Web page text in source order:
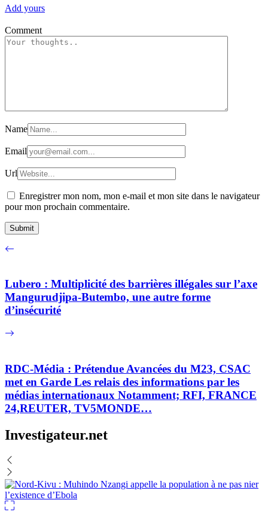
Add yours
Comment
Name
Email
Url
Enregistrer mon nom, mon e-mail et mon site dans le navigateur
pour mon prochain commentaire.
Lubero : Multiplicité des barrières illégales sur l’axe
Mangurudjipa-Butembo, une autre forme
d’insécurité
RDC-Média : Prétendue Avancées du M23, CSAC
met en Garde Les relais des informations par les
médias internationaux Notamment; RFI, FRANCE
24,REUTER, TV5MONDE…
Investigateur.net